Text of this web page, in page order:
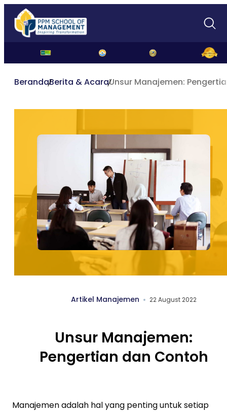
BerandaBerita & AcaraUnsur Manajemen:
Artikel Manajemen 22 August 2022
Unsur Manajemen:
Pengertian dan Contoh
Manajemen adalah hal yang penting untuk setiap